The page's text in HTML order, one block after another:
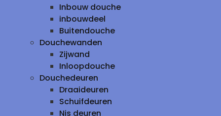
Inbouw douche
inbouwdeel
Buitendouche
Douchewanden
Zijwand
Inloopdouche
Douchedeuren
Draaideuren
Schuifdeuren
Nis deuren